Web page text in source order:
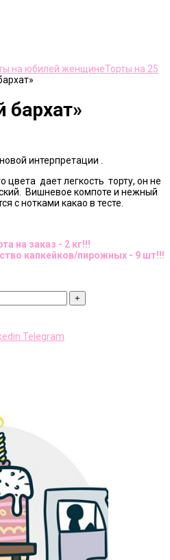
на юбилей женщинеТорты на 25
бархат»
интерпретации .
цвета дает легкость торту, он не
Вишневое компоте и нежный
с нотками какао в тесте.
на заказ - 2 кг!!!
капкейков/пирожных - 9 шт!!!
Telegram